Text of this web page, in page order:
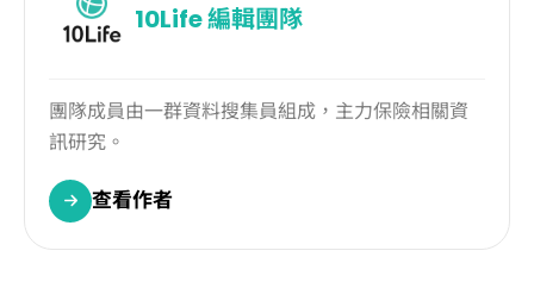
10Life編輯團隊
團隊成員由一群資料搜集員組成，主力保險相關資
訊研究。
查看作者